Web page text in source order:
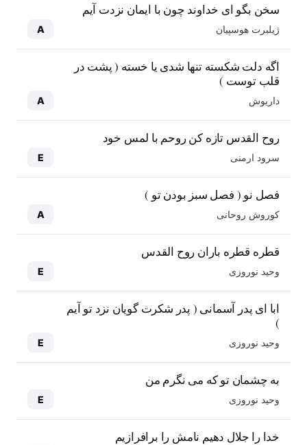
سخن بگو ای خداوند چون با ایمان نزدت آیم
ژیلبرت هوسپیان A
اگه دلت شکسته تنها شدی یا خسته ( پشت در
قلب توست )
داریوش A
روح القدس تازه کن روحم با لمس خود
سرود ارمنی E
فصل نو ( فصل سبز بودن تو )
کوروش روحانی A
قطره قطره باران روح القدس
وحید نوروزی E
ابا ای پدر آسمانی ( پدر شکرت گویان نزد تو آیم
)
وحید نوروزی E
به چشمان تو که می نگرم من
وحید نوروزی E
خدا را جلال دهیم نامش را برافرازیم